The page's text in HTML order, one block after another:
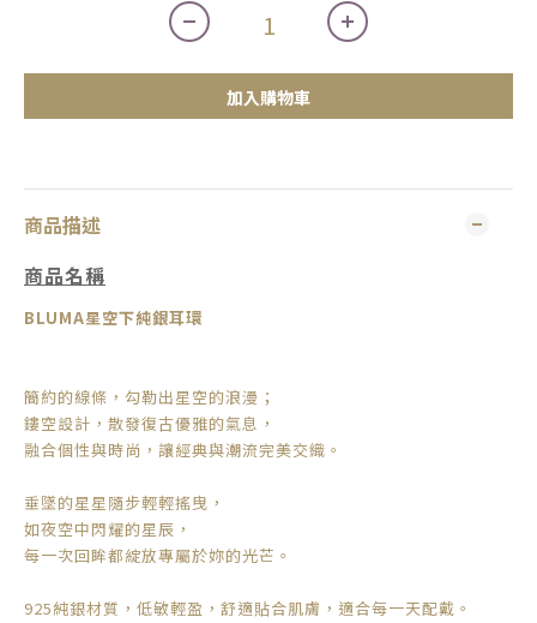
加入購物車
商品描述
商品名稱
BLUMA星空下純銀耳環
簡約的線條，勾勒出星空的浪漫；
鏤空設計，散發復古優雅的氣息，
融合個性與時尚，讓經典與潮流完美交織。
垂墜的星星隨步輕輕搖曳，
如夜空中閃耀的星辰，
每一次回眸都綻放專屬於妳的光芒。
925純銀材質，低敏輕盈，舒適貼合肌膚，適合每一天配戴。